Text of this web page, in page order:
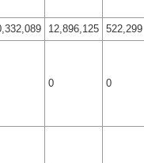
12,896,125 522,299
0 0